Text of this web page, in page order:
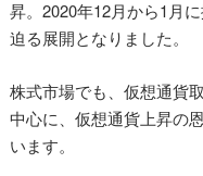
昇。2020年12月から1月
迫る展開となりました。
株式市場でも、仮想通貨
中心に、仮想通貨上昇の
います。